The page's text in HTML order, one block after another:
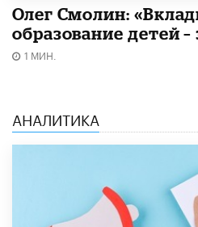
Олег Смолин:
образование детей
1 МИН.
АНАЛИТИКА